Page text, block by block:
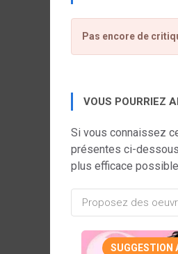
Pas encore de
VOUS POURRIEZ
Si vous connaissez
présentes ci-
plus efficace
SUGGESTION